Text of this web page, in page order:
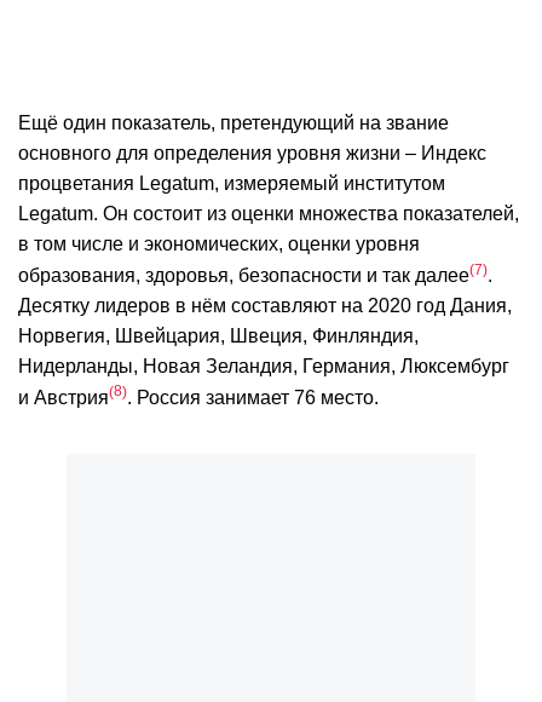
Ещё один показатель, претендующий на звание
основного для определения уровня жизни – Индекс
процветания Legatum, измеряемый институтом
Legatum. Он состоит из оценки множества показателей,
в том числе и экономических, оценки уровня
образования, здоровья, безопасности и так далее 7 .
Десятку лидеров в нём составляют на 2020 год Дания,
Норвегия, Швейцария, Швеция, Финляндия,
Нидерланды, Новая Зеландия, Германия, Люксембург
и Австрия 8 . Россия занимает 76 место.